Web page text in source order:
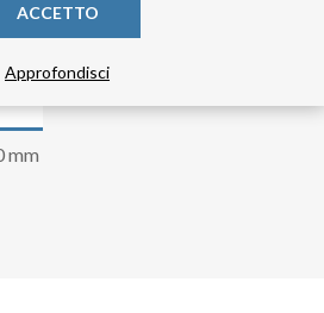
mm
ACCETTO
Approfondisci